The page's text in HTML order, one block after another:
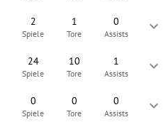
2
Spiele
1
Tore
0
Assists
24
Spiele
10
Tore
1
Assists
0
Spiele
0
Tore
0
Assists